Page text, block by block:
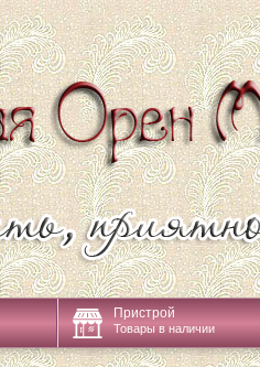
Пристрой
Товары в наличии